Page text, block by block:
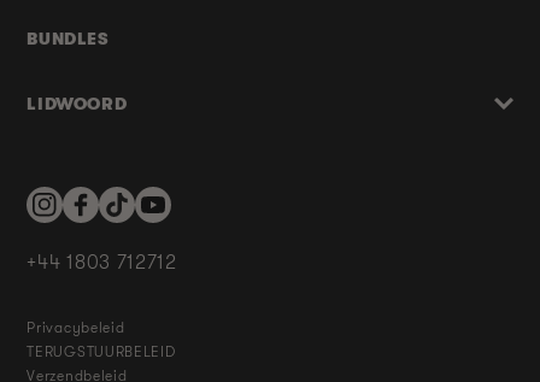
BUNDLES
LIDWOORD
InstagramFacebookTikTokYouTube
+44 1803 712712
Privacybeleid
TERUGSTUURBELEID
Verzendbeleid